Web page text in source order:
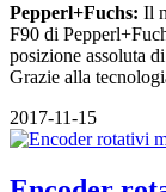
Pepperl+Fuchs: Il
F90 di
posizione assoluta
Grazie alla
2017-11-15